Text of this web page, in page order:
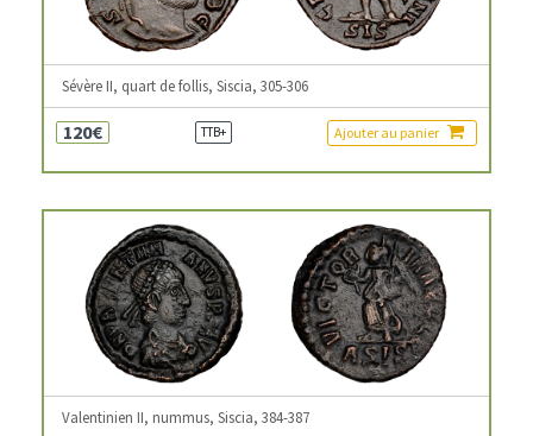
Sévère II, quart de follis, Siscia, 305-306
120€ TTB+ Ajouter au panier
Valentinien II, nummus, Siscia, 384-387